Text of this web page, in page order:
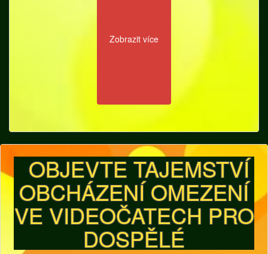
Zobrazit více
OBJEVTE TAJEMSTVÍ
OBCHÁZENÍ OMEZENÍ
VE VIDEOČATECH PRO
DOSPĚLÉ